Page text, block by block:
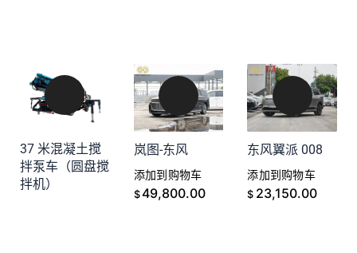
37 米混凝土搅
拌泵车（圆盘搅
拌机）
添加到购物车
岚图-东风
$49,800.00
添加到购物车
东风翼派 008
$ 23,150.00
添加到购物车